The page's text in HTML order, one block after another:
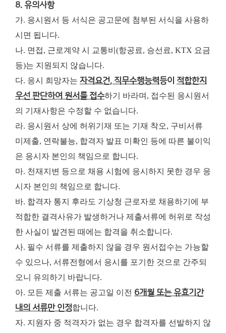
8. 유의사항
가. 응시원서 등 서식은 공고문에 첨부된 서식을 사용하
시면 됩니다.
나. 면접, 근로계약 시 교통비(항공료, 승선료, KTX 요금
등)는 지원되지 않습니다.
다. 응시 희망자는 자격요건, 직무수행능력등이 적합한지
우선 판단하여 원서를 접수하기 바라며, 접수된 응시원서
의 기재사항은 수정할 수 없습니다.
라. 응시원서 상에 허위기재 또는 기재 착오, 구비서류
미제출, 연락불능, 합격자 발표 미확인 등에 따른 불이익
은 응시자 본인의 책임으로 합니다.
마. 천재지변 등으로 채용 시험에 응시하지 못한 경우 응
시자 본인의 책임으로 합니다.
바. 합격자 통지 후라도 기상청 근로자로 채용하기에 부
적합한 결격사유가 발생하거나 제출서류에 허위로 작성
한 사실이 발견된 때에는 합격을 취소합니다.
사. 필수 서류를 제출하지 않을 경우 원서접수는 가능할
수 있으나, 서류전형에서 응시를 포기한 것으로 간주되
오니 유의하기 바랍니다.
아. 모든 제출 서류는 공고일 이전 6개월 또는 유효기간
내의 서류만 인정합니다.
자. 지원자 중 적격자가 없는 경우 합격자를 선발하지 않